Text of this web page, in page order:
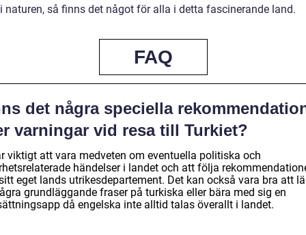
naturen, så finns det något för alla i detta fascinerande land.
FAQ
det några speciella
varningar vid resa till Turkiet?
viktigt att vara medveten om eventuella politiska och
händelser i landet och att följa
eget lands utrikesdepartement. Det kan också vara bra att
grundläggande fraser på turkiska eller bära med sig en
då engelska inte alltid talas överallt i landet.